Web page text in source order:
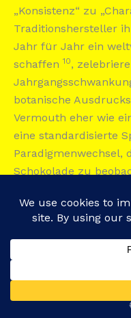
„Konsistenz“ zu
Traditionshersteller
Jahr für Jahr ein
schaffen 10,
botanische
Vermouth eher wie
eine standardisierte
Paradigmenwechsel,
Schokolade zu
Verbraucher
konsistenten
ausdrucksstärkeren,
hochwertiger